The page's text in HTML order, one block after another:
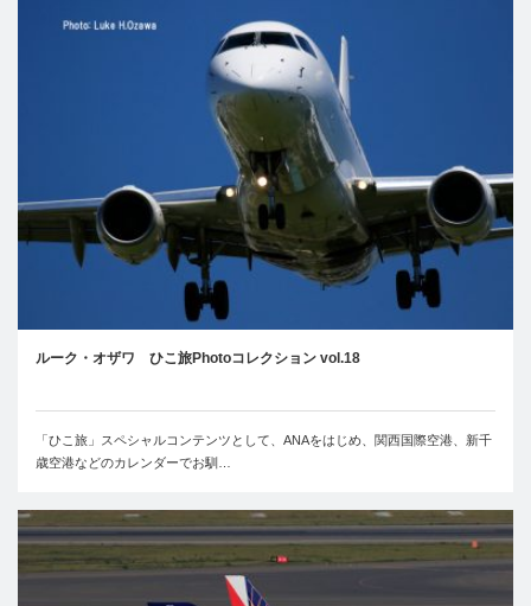
ルーク・オザワ ひこ旅Photoコレクション vol.18
「ひこ旅」スペシャルコンテンツとして、ANAをはじめ、関西国際空港、新千
歳空港などのカレンダーでお馴…